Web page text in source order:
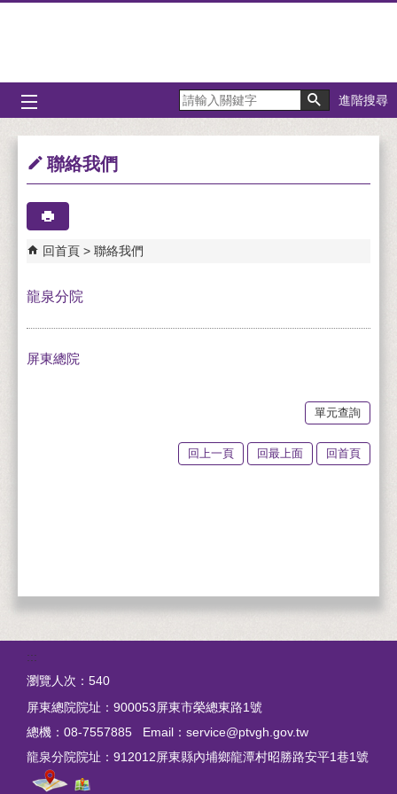
進階搜尋
聯絡我們
回首頁 聯絡我們
龍泉分院
屏東總院
單元查詢
回上一頁 回最上面 回首頁
:::
瀏覽人次： 540
屏東總院院址：900053屏東市榮總東路1號
總機：08-7557885 Email：service@ptvgh.gov.tw
龍泉分院院址： 912012屏東縣內埔鄉龍潭村昭勝路安平1巷1號